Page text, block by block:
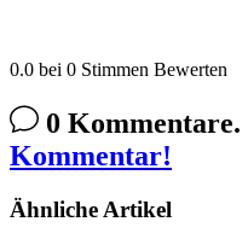
0.0 bei 0 Stimmen Bewerten
0 Kommentare.
Kommentar!
Ähnliche Artikel